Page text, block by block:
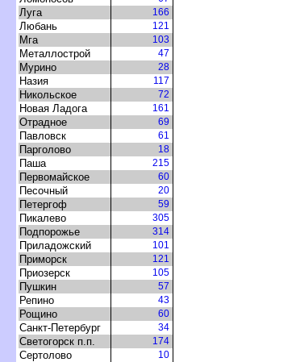
Луга 166
Любань 121
Мга 103
Металлострой 47
Мурино 28
Назия 117
Никольское 72
Новая Ладога 161
Отрадное 69
Павловск 61
Парголово 18
Паша 215
Первомайское 60
Песочный 20
Петергоф 59
Пикалево 305
Подпорожье 314
Приладожский 101
Приморск 121
Приозерск 105
Пушкин 57
Репино 43
Рощино 60
Санкт-Петербур 34
Светогорск п.п. 174
Сертолово 10